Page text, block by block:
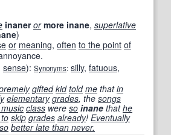
inaner or more inane, superlative
)
or meaning, often to the point of
sense): Synonyms: silly, fatuous,
gifted kid told me thatin
elementary grades, the songs
class were so inane thathe
skip grades already! Eventually
so better late than never.